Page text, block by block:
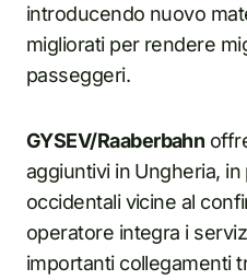
introducendo nuovo
migliorati per rendere
passeggeri.
GYSEV/Raaberbahn
aggiuntivi in Ungheria,
occidentali vicine al
operatore integra i
importanti collegamenti